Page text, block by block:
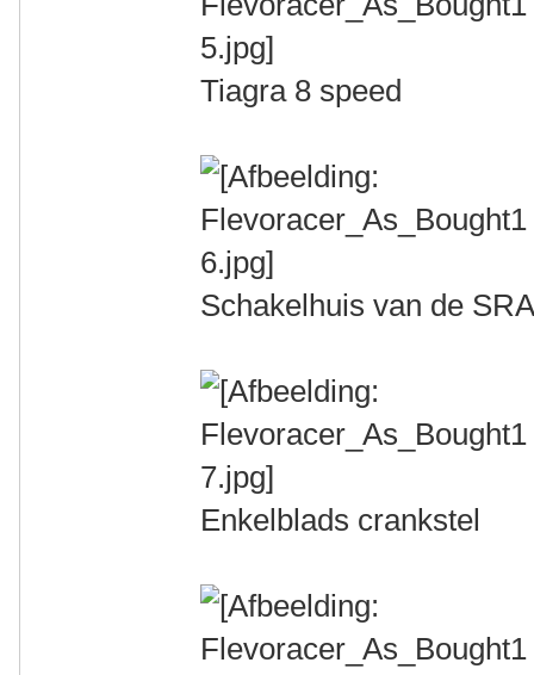
Tiagra 8 speed
Schakelhuis van de
Enkelblads crankstel